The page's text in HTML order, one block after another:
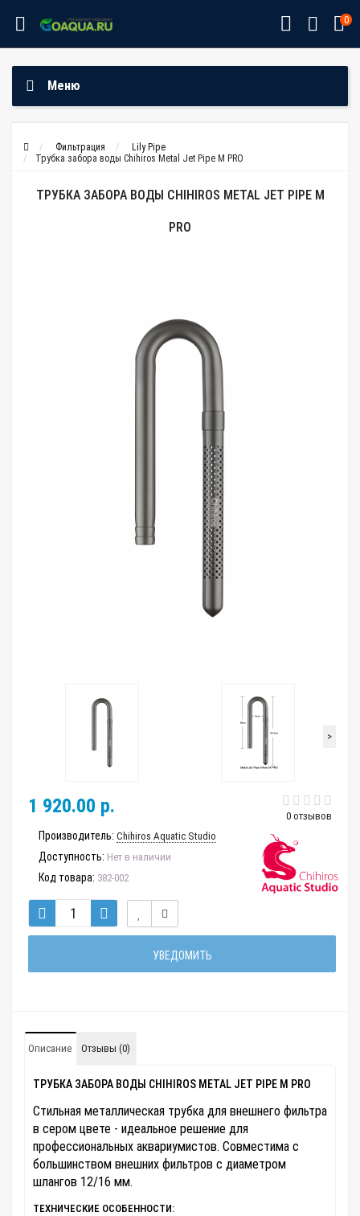
0
Меню
Фильтрация
Lily Pipe
Трубка забора воды Chihiros Metal Jet Pipe M PRO
ТРУБКА ЗАБОРА ВОДЫ CHIHIROS METAL JET PIPE M
PRO
>
0 отзывов
1 920.00 р.
Производитель: Chihiros Aquatic Studio
Доступность: Нет в наличии
Код товара: 382-002
УВЕДОМИТЬ
Описание Отзывы (0)
ТРУБКА ЗАБОРА ВОДЫ CHIHIROS METAL JET PIPE M PRO
Стильная металлическая трубка для внешнего фильтра
в сером цвете - идеальное решение для
профессиональных аквариумистов. Совместима с
большинством внешних фильтров с диаметром
шлангов 12/16 мм.
ТЕХНИЧЕСКИЕ ОСОБЕННОСТИ: